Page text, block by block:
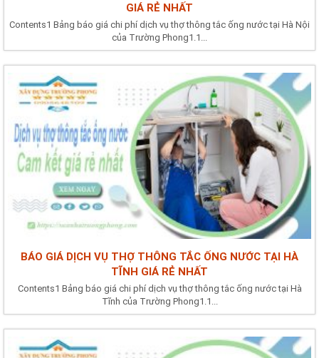
GIÁ RẺ NHẤT
Contents1 Bảng báo giá chi phí dịch vụ thợ thông tắc ống nước tại Hà Nội
của Trường Phong1.1...
BÁO GIÁ DỊCH VỤ THỢ THÔNG TẮC ỐNG NƯỚC TẠI HÀ
TĨNH GIÁ RẺ NHẤT
Contents1 Bảng báo giá chi phí dịch vụ thợ thông tắc ống nước tại Hà
Tĩnh của Trường Phong1.1...